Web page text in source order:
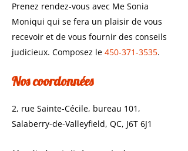
Prenez rendez-vous avec Me Sonia
Moniqui qui se fera un plaisir de vous
recevoir et de vous fournir des conseils
judicieux. Composez le 450-371-3535.
Nos coordonnées
2, rue Sainte-Cécile, bureau 101,
Salaberry-de-Valleyfield, QC, J6T 6J1